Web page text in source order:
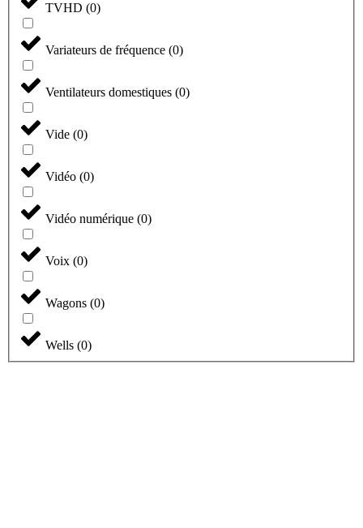
TVHD (0)
Variateurs de fréquence (0)
Ventilateurs domestiques (0)
Vide (0)
Vidéo (0)
Vidéo numérique (0)
Voix (0)
Wagons (0)
Wells (0)